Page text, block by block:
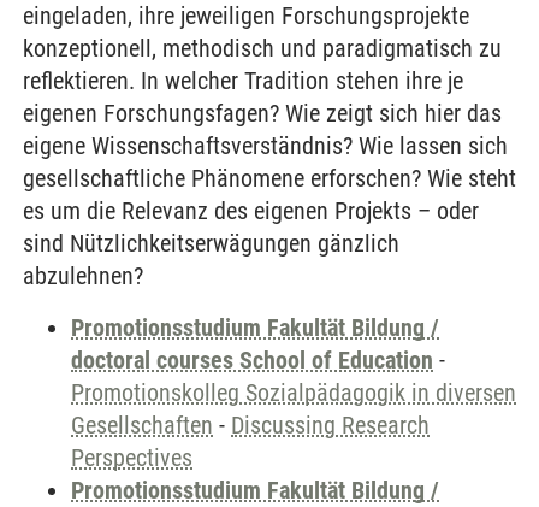
eingeladen, ihre jeweiligen Forschungsprojekte
konzeptionell, methodisch und paradigmatisch zu
reflektieren. In welcher Tradition stehen ihre je
eigenen Forschungsfagen? Wie zeigt sich hier das
eigene Wissenschaftsverständnis? Wie lassen sich
gesellschaftliche Phänomene erforschen? Wie steht
es um die Relevanz des eigenen Projekts – oder
sind Nützlichkeitserwägungen gänzlich
abzulehnen?
Promotionsstudium Fakultät Bildung /
doctoral courses School of Education -
Promotionskolleg Sozialpädagogik in diversen
Gesellschaften - Discussing Research
Perspectives
Promotionsstudium Fakultät Bildung /